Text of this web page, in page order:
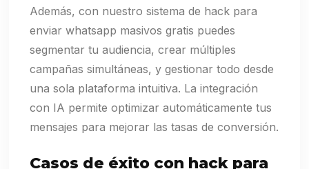
Además, con nuestro sistema de hack para
enviar whatsapp masivos gratis puedes
segmentar tu audiencia, crear múltiples
campañas simultáneas, y gestionar todo desde
una sola plataforma intuitiva. La integración
con IA permite optimizar automáticamente tus
mensajes para mejorar las tasas de conversión.
Casos de éxito con hack para